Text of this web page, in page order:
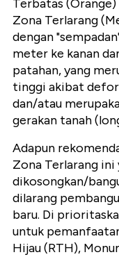
Terbatas
Zona Terlarang
dengan
meter ke kanan
patahan, yang
tinggi akibat
dan/atau
gerakan tanah
Adapun
Zona Terlarang ini
dikosongkan/
dilarang
baru. Di
untuk
Hijau (RTH),